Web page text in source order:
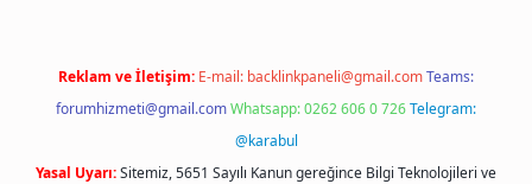
Reklam ve İletişim: E-mail: backlinkpaneli@gmail.comTeams:
forumhizmeti@gmail.comWhatsapp: 0262 606 0 726Telegram:
@karabul
Yasal Uyarı:Sitemiz, 5651 Sayılı Kanun gereğince Bilgi Teknolojileri ve